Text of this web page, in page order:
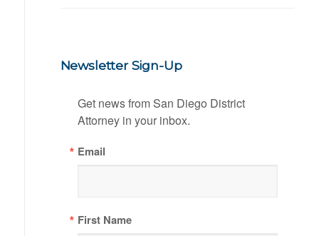
Newsletter Sign-Up
Get news from San Diego District
Attorney in your inbox.
Email
First Name